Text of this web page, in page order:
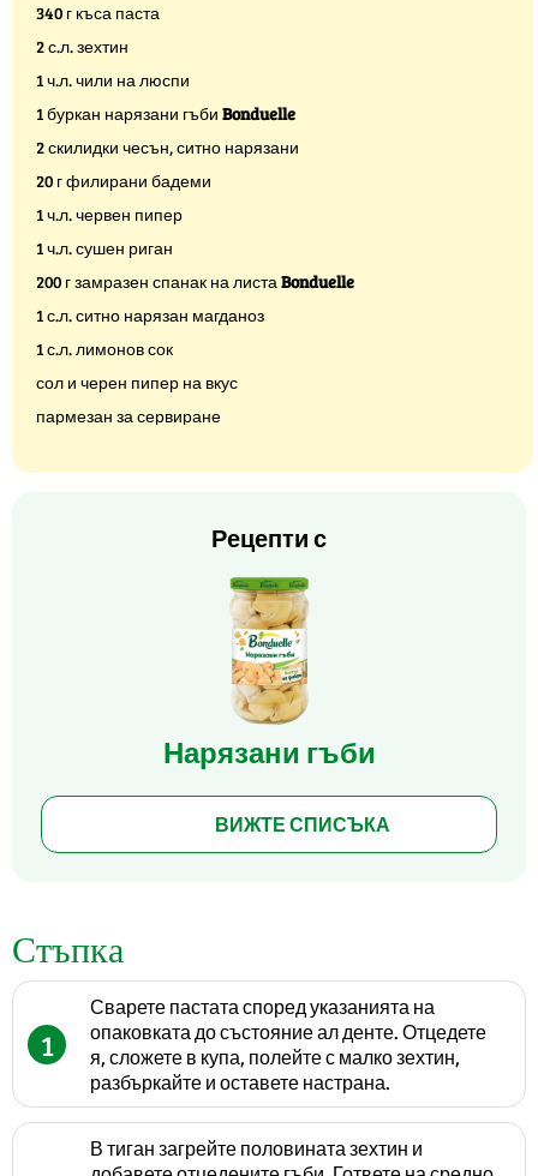
340 г къса паста
2 с.л. зехтин
1 ч.л. чили на люспи
1 буркан нарязани гъби Bonduelle
2 скилидки чесън, ситно нарязани
20 г филирани бадеми
1 ч.л. червен пипер
1 ч.л. сушен риган
200 г замразен спанак на листаBonduelle
1 с.л. ситно нарязан магданоз
1 с.л. лимонов сок
сол и черен пипер на вкус
пармезан за сервиране
Рецепти с
Нарязани гъби
ВИЖТЕ СПИСЪКА
Стъпка
1
Сварете пастата според указанията на
опаковката до състояние ал денте. Отцедете
я, сложете в купа, полейте с малко зехтин,
разбъркайте и оставете настрана.
В тиган загрейте половината зехтин и